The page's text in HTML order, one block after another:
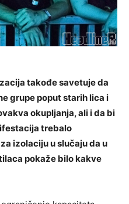
takođe savetuje da
grupe poput starih lica i
okupljanja, ali i da bi
trebalo
izolaciju u slučaju da u
pokaže bilo kakve